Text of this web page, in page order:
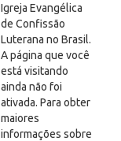
Igreja Evangélica
de Confissão
Luterana no Brasil.
A página que você
está visitando
ainda não foi
ativada. Para obter
maiores
informações sobre